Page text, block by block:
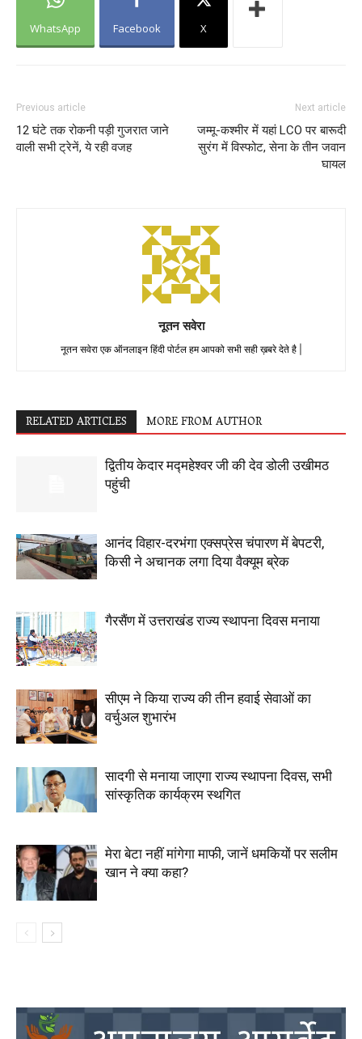
WhatsApp Facebook X
Previous article
12 घंटे तक रोकनी पड़ी गुजरात जाने
वाली सभी ट्रेनें, ये रही वजह
Next article
जम्मू-कश्मीर में यहां LCO पर बारूदी
सुरंग में विस्फोट, सेना के तीन जवान
घायल
नूतन सवेरा
नूतन सवेरा एक ऑनलाइन हिंदी पोर्टल हम आपको सभी सही ख़बरे देते है |
RELATED ARTICLES MORE FROM AUTHOR
द्वितीय केदार मद्महेश्वर जी की देव डोली उखीमठ
पहुंची
आनंद विहार-दरभंगा एक्सप्रेस चंपारण में बेपटरी,
किसी ने अचानक लगा दिया वैक्यूम ब्रेक
गैरसैंण में उत्तराखंड राज्य स्थापना दिवस मनाया
सीएम ने किया राज्य की तीन हवाई सेवाओं का
वर्चुअल शुभारंभ
सादगी से मनाया जाएगा राज्य स्थापना दिवस, सभी
सांस्कृतिक कार्यक्रम स्थगित
मेरा बेटा नहीं मांगेगा माफी, जानें धमकियों पर सलीम
खान ने क्या कहा?